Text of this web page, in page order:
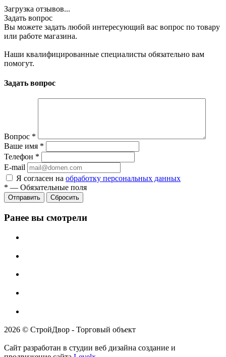
Загрузка отзывов...
Задать вопрос
Вы можете задать любой интересующий вас вопрос по товару
или работе магазина.
Наши квалифицированные специалисты обязательно вам
помогут.
Задать вопрос
Вопрос *
Ваше имя *
Телефон *
E-mail
Я согласен на обработку персональных данных
* — Обязательные поля
Отправить Сбросить
Ранее вы смотрели
2026 © СтройДвор - Торговый объект
Сайт разработан в студии веб дизайна создание и